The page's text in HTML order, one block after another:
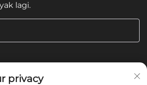
lagi.
privacy